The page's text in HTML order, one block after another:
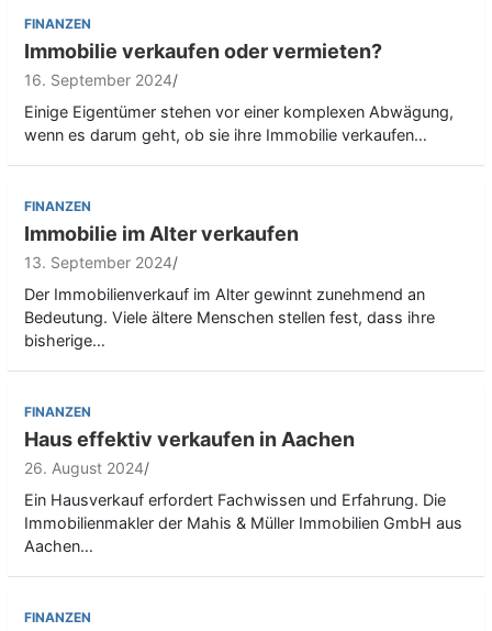
FINANZEN
Immobilie verkaufen oder vermieten?
16. September 2024
Einige Eigentümer stehen vor einer komplexen Abwägung,
wenn es darum geht, ob sie ihre Immobilie verkaufen…
FINANZEN
Immobilie im Alter verkaufen
13. September 2024
Der Immobilienverkauf im Alter gewinnt zunehmend an
Bedeutung. Viele ältere Menschen stellen fest, dass ihre
bisherige…
FINANZEN
Haus effektiv verkaufen in Aachen
26. August 2024
Ein Hausverkauf erfordert Fachwissen und Erfahrung. Die
Immobilienmakler der Mahis & Müller Immobilien GmbH aus
Aachen…
FINANZEN